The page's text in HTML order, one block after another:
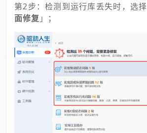
第2步：检测到运行库丢失时，选择
面修复 」；